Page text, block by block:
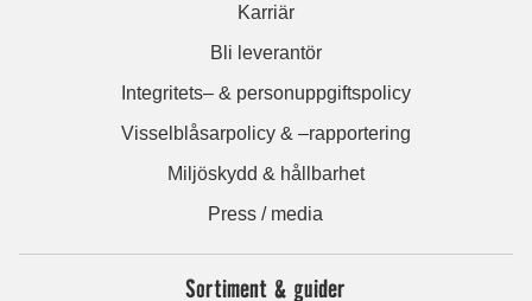
Karriär
Bli leverantör
Integritets– & personuppgiftspolicy
Visselblåsarpolicy & –rapportering
Miljöskydd & hållbarhet
Press / media
Sortiment & guider